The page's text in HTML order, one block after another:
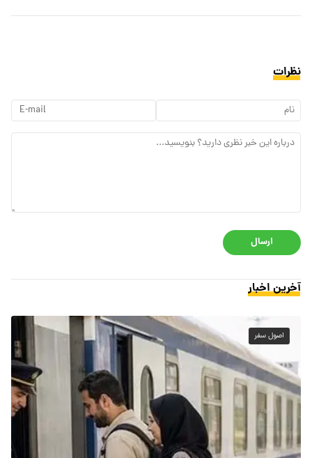
نظرات
ارسال
آخرین اخبار
اصول سفر